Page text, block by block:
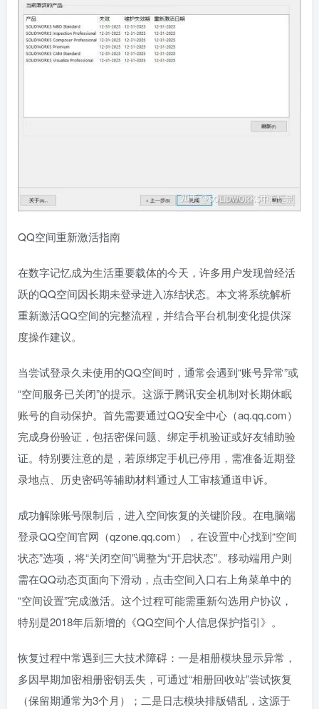
QQ空间重新激活指南
在数字记忆成为生活重要载体的今天，许多用户发现曾经活
跃的QQ空间因长期未登录进入冻结状态。本文将系统解析
重新激活QQ空间的完整流程，并结合平台机制变化提供深
度操作建议。
当尝试登录久未使用的QQ空间时，通常会遇到“账号异常”或
“空间服务已关闭”的提示。这源于腾讯安全机制对长期休眠
账号的自动保护。首先需要通过QQ安全中心（aq.qq.com）
完成身份验证，包括密保问题、绑定手机验证或好友辅助验
证。特别要注意的是，若原绑定手机已停用，需准备近期登
录地点、历史密码等辅助材料通过人工审核通道申诉。
成功解除账号限制后，进入空间恢复的关键阶段。在电脑端
登录QQ空间官网（qzone.qq.com），在设置中心找到“空间
状态”选项，将“关闭空间”调整为“开启状态”。移动端用户则
需在QQ动态页面向下滑动，点击空间入口右上角菜单中的
“空间设置”完成激活。这个过程可能需重新勾选用户协议，
特别是2018年后新增的《QQ空间个人信息保护指引》。
恢复过程中常遇到三大技术障碍：一是相册模块显示异常，
多因早期加密相册密钥丢失，可通过“相册回收站”尝试恢复
（保留期通常为3个月）；二是日志模块排版错乱，这源于